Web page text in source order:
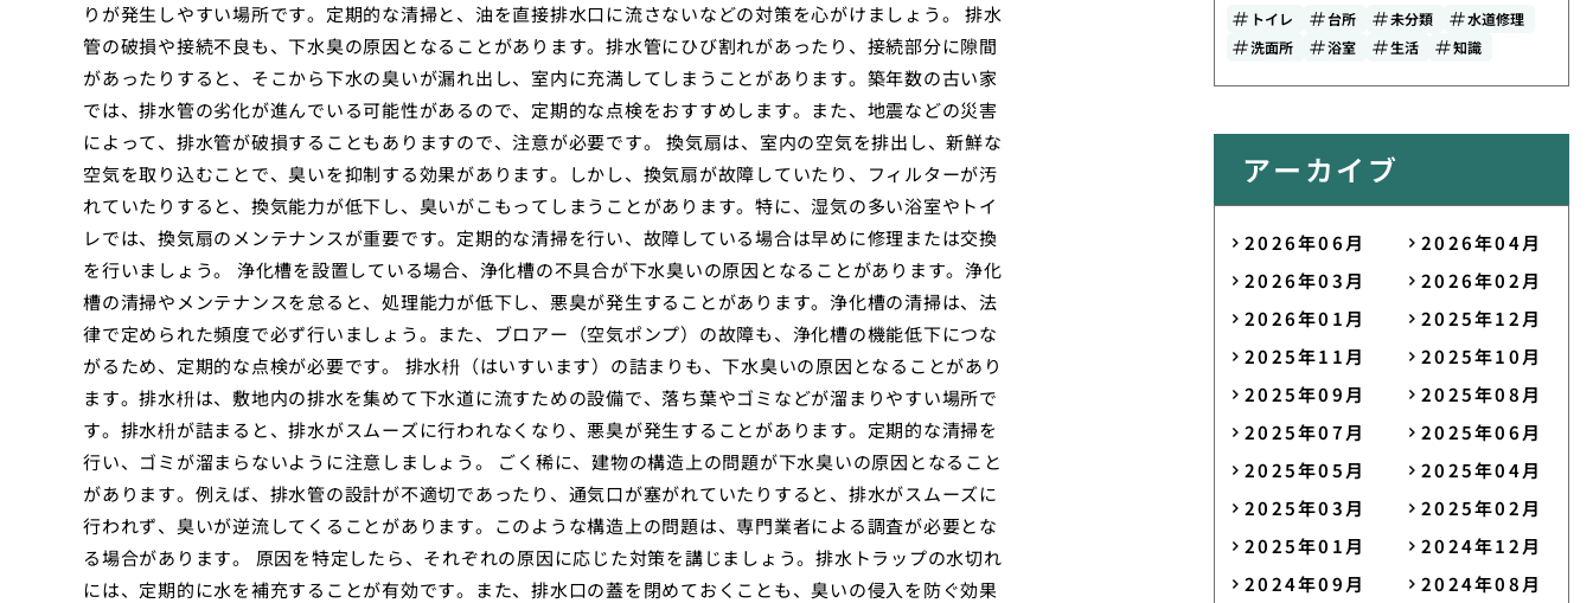
りが発生しやすい場所です。定期的な清掃と、油を直接排水口に流さないなどの対策を心がけましょう。 排水
管の破損や接続不良も、下水臭の原因となることがあります。排水管にひび割れがあったり、接続部分に隙間
があったりすると、そこから下水の臭いが漏れ出し、室内に充満してしまうことがあります。築年数の古い家
では、排水管の劣化が進んでいる可能性があるので、定期的な点検をおすすめします。また、地震などの災害
によって、排水管が破損することもありますので、注意が必要です。 換気扇は、室内の空気を排出し、新鮮な
空気を取り込むことで、臭いを抑制する効果があります。しかし、換気扇が故障していたり、フィルターが汚
れていたりすると、換気能力が低下し、臭いがこもってしまうことがあります。特に、湿気の多い浴室やトイ
レでは、換気扇のメンテナンスが重要です。定期的な清掃を行い、故障している場合は早めに修理または交換
を行いましょう。 浄化槽を設置している場合、浄化槽の不具合が下水臭いの原因となることがあります。浄化
槽の清掃やメンテナンスを怠ると、処理能力が低下し、悪臭が発生することがあります。浄化槽の清掃は、法
律で定められた頻度で必ず行いましょう。また、ブロアー（空気ポンプ）の故障も、浄化槽の機能低下につな
がるため、定期的な点検が必要です。 排水枡（はいすいます）の詰まりも、下水臭いの原因となることがあり
ます。排水枡は、敷地内の排水を集めて下水道に流すための設備で、落ち葉やゴミなどが溜まりやすい場所で
す。排水枡が詰まると、排水がスムーズに行われなくなり、悪臭が発生することがあります。定期的な清掃を
行い、ゴミが溜まらないように注意しましょう。 ごく稀に、建物の構造上の問題が下水臭いの原因となること
があります。例えば、排水管の設計が不適切であったり、通気口が塞がれていたりすると、排水がスムーズに
行われず、臭いが逆流してくることがあります。このような構造上の問題は、専門業者による調査が必要とな
る場合があります。 原因を特定したら、それぞれの原因に応じた対策を講じましょう。排水トラップの水切れ
には、定期的に水を補充することが有効です。また、排水口の蓋を閉めておくことも、臭いの侵入を防ぐ効果
トイレ 台所 未分類
水道修理
洗面所
浴室 生活 知識
アーカイブ
2026年06月
2026年04月
2026年03月
2026年02月
2026年01月
2025年12月
2025年11月
2025年10月
2025年09月
2025年08月
2025年07月
2025年06月
2025年05月
2025年04月
2025年03月
2025年02月
2025年01月
2024年12月
2024年09月
2024年08月